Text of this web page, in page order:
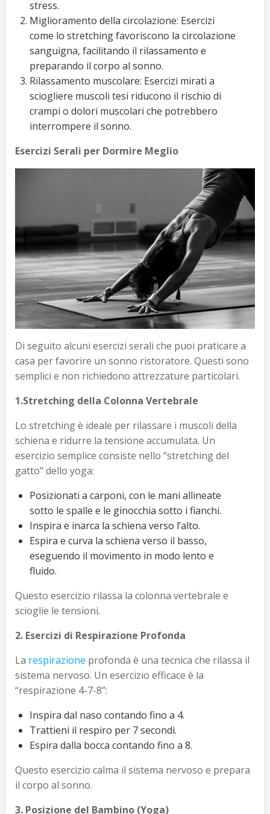
stress.
Miglioramento della circolazione: Esercizi
come lo stretching favoriscono la circolazione
sanguigna, facilitando il rilassamento e
preparando il corpo al sonno.
Rilassamento muscolare: Esercizi mirati a
sciogliere muscoli tesi riducono il rischio di
crampi o dolori muscolari che potrebbero
interrompere il sonno.
Esercizi Serali per Dormire Meglio
Di seguito alcuni esercizi serali che puoi praticare a
casa per favorire un sonno ristoratore. Questi sono
semplici e non richiedono attrezzature particolari.
1.Stretching della Colonna Vertebrale
Lo stretching è ideale per rilassare i muscoli della
schiena e ridurre la tensione accumulata. Un
esercizio semplice consiste nello “stretching del
gatto” dello yoga:
Posizionati a carponi, con le mani allineate
sotto le spalle e le ginocchia sotto i fianchi.
Inspira e inarca la schiena verso l’alto.
Espira e curva la schiena verso il basso,
eseguendo il movimento in modo lento e
fluido.
Questo esercizio rilassa la colonna vertebrale e
scioglie le tensioni.
2. Esercizi di Respirazione Profonda
La respirazione profonda è una tecnica che rilassa il
sistema nervoso. Un esercizio efficace è la
“respirazione 4-7-8”:
Inspira dal naso contando fino a 4.
Trattieni il respiro per 7 secondi.
Espira dalla bocca contando fino a 8.
Questo esercizio calma il sistema nervoso e prepara
il corpo al sonno.
3. Posizione del Bambino (Yoga)